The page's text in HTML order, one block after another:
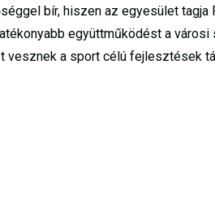
bír, hiszen az egyesület
együttműködést a
a sport célú fejlesztések